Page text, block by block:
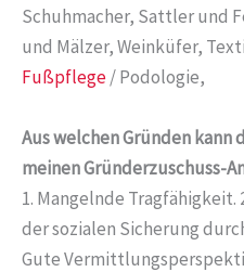
Schuhmacher, Sattler und
und Mälzer, Weinküfer,
Fußpflege/ Podologie,
Aus welchen Gründen
meinen Gründerzuschuss-
1. Mangelnde
der sozialen Sicherung
Gute